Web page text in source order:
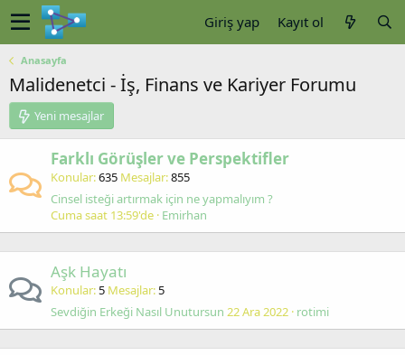
Giriş yap Kayıt ol
Anasayfa
Malidenetci - İş, Finans ve Kariyer Forumu
Yeni mesajlar
Farklı Görüşler ve Perspektifler
Konular 635 Mesajlar 855
Cinsel isteği artırmak için ne yapmalıyım ?
Cuma saat 13:59'de Emirhan
Aşk Hayatı
Konular 5 Mesajlar 5
Sevdiğin Erkeği Nasıl Unutursun 22 Ara 2022 rotimi